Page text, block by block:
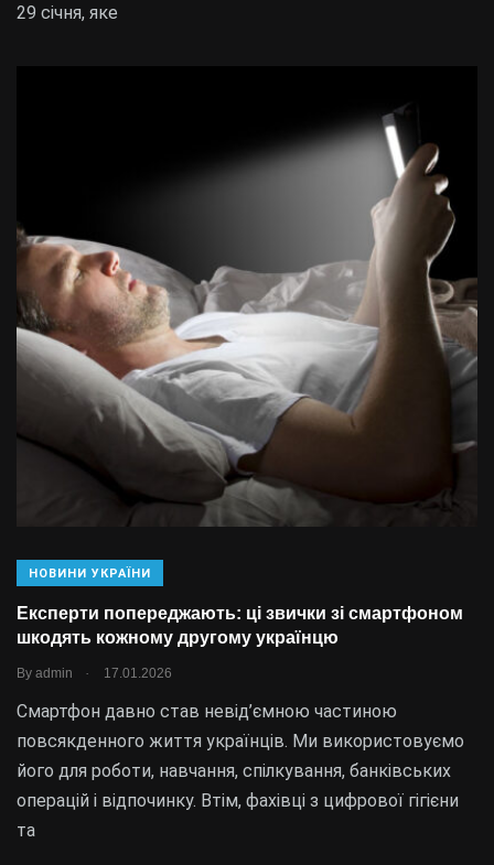
29 січня, яке
НОВИНИ УКРАЇНИ
Експерти попереджають: ці звички зі смартфоном
шкодять кожному другому українцю
By admin 17.01.2026
Смартфон давно став невід’ємною частиною
повсякденного життя українців. Ми використовуємо
його для роботи, навчання, спілкування, банківських
операцій і відпочинку. Втім, фахівці з цифрової гігієни
та